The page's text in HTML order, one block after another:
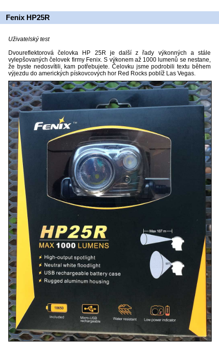
Fenix HP25R
Uživatelský test
Dvoureflektorová čelovka HP 25R je další z řady výkonných a stále
vylepšovaných čelovek firmy Fenix. S výkonem až 1000 lumenů se nestane,
že byste nedosvítili, kam potřebujete. Čelovku jsme podrobili textu během
výjezdu do amerických pískovcových hor Red Rocks poblíž Las Vegas.